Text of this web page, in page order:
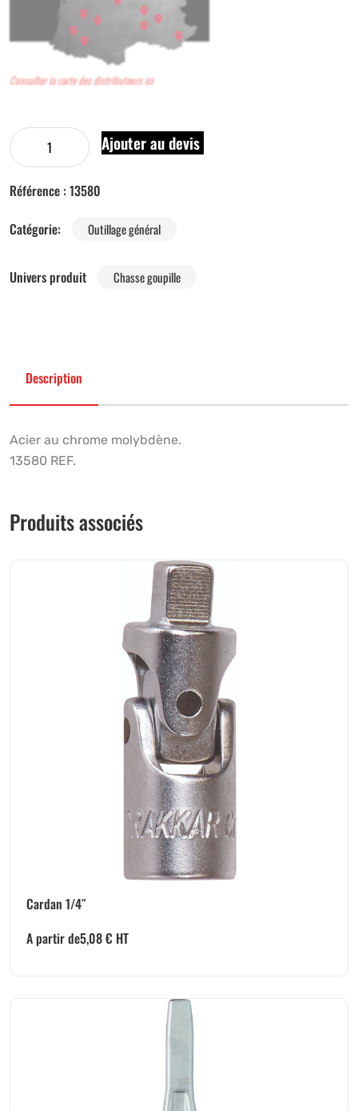
Consulter la carte des distributeurs ici
Ajouter au devis
Référence : 13580
Catégorie:
Outillage général
Univers produit Chasse goupille
Description
Acier au chrome molybdène.
13580 REF.
Produits associés
Cardan 1/4″
A partir de5,08€ HT